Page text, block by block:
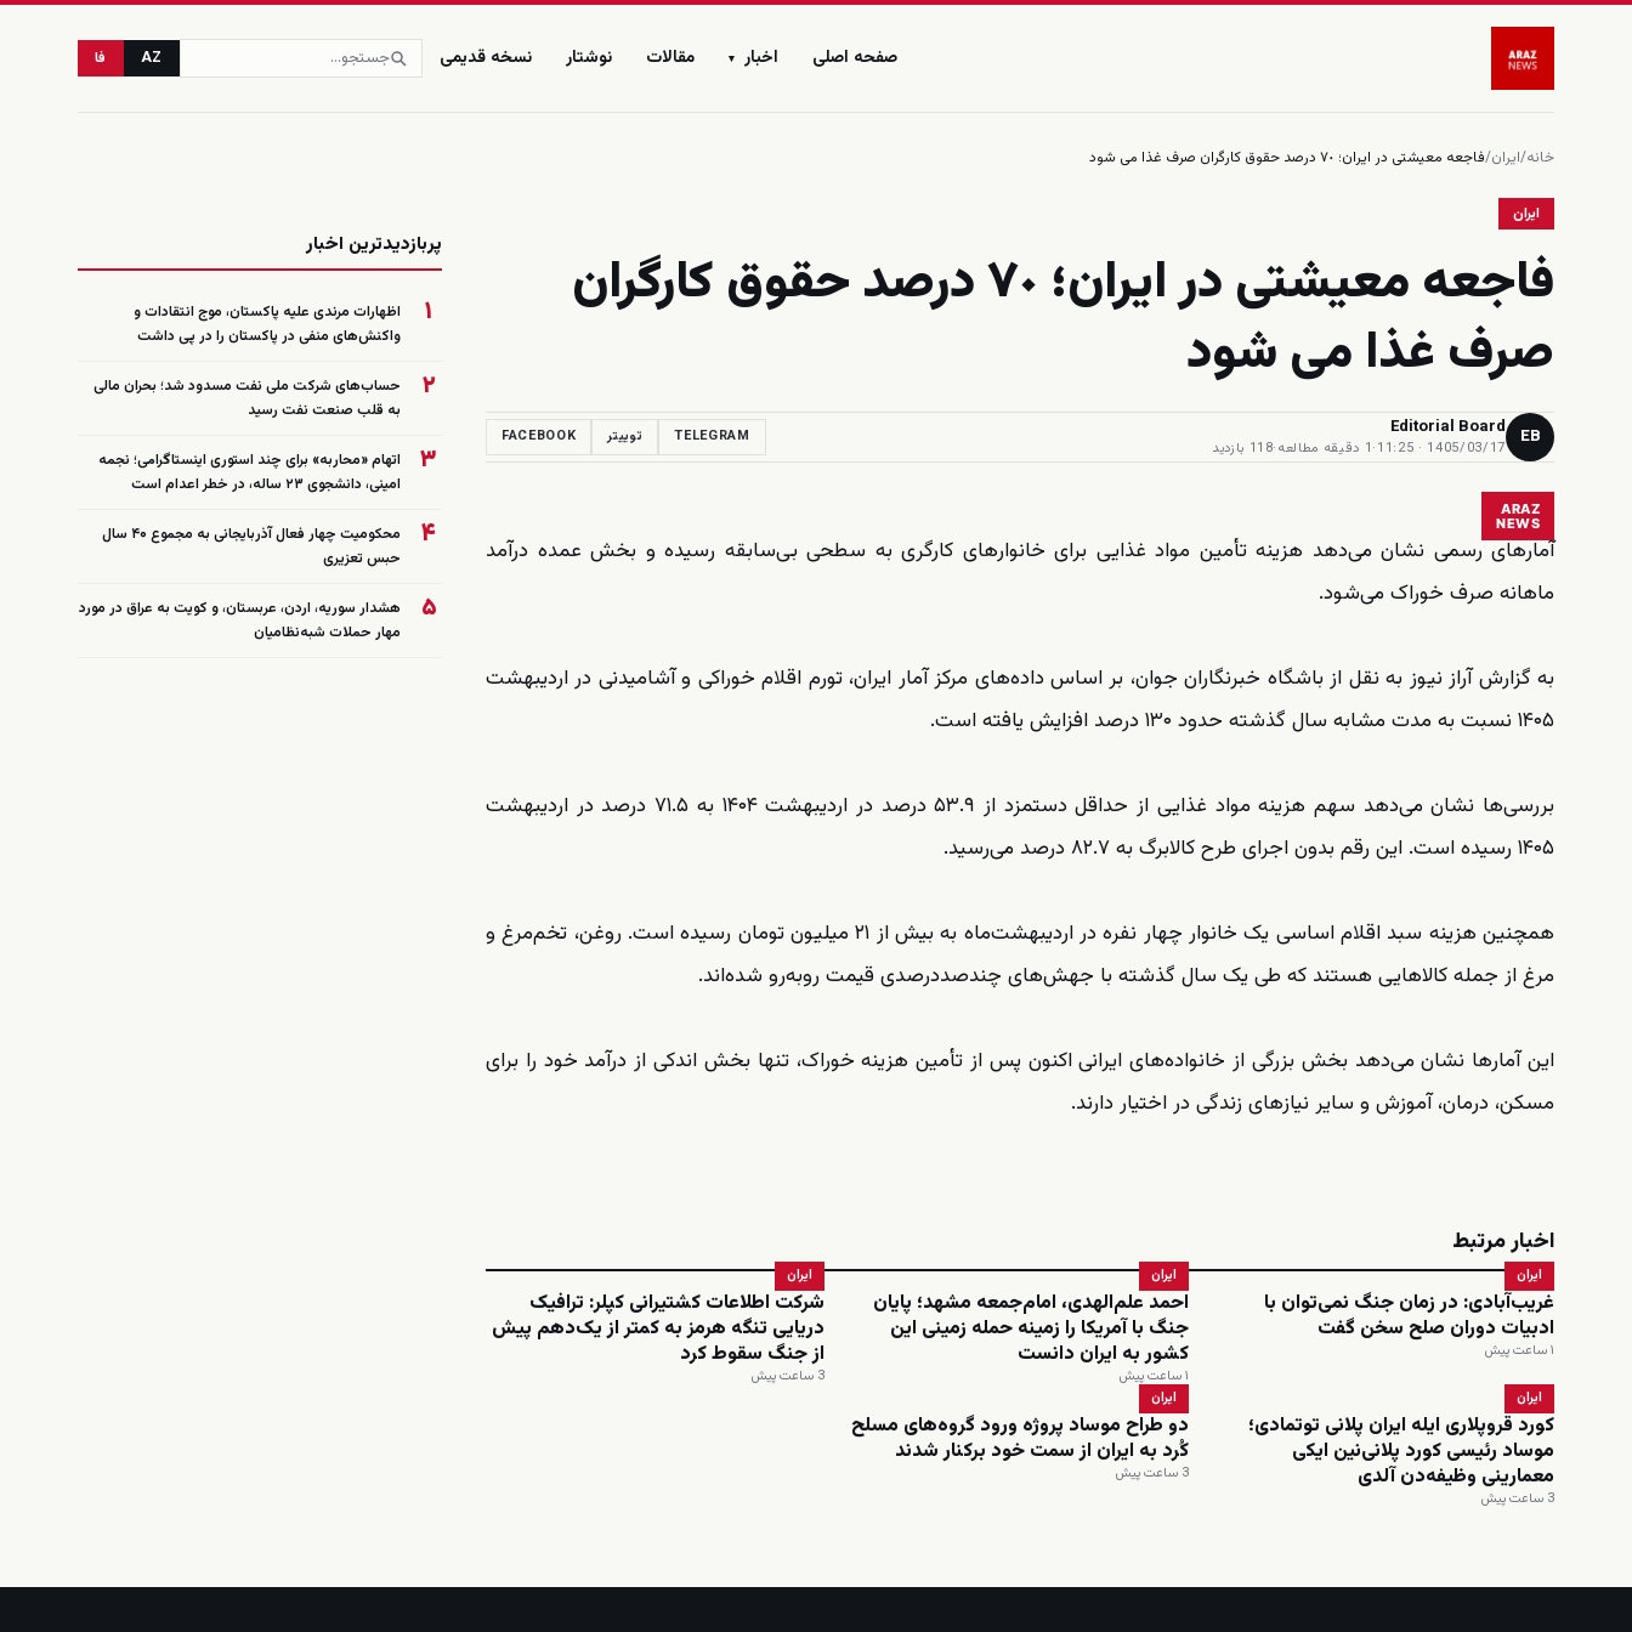
صفحه اصلی اخبار ▾ مقالات نوشتار نسخه قدیمی AZ فا
خانه/ایران/فاجعه معيشتى در ايران؛ ٧٠ درصد حقوق كارگران صرف غذا مى شود
ایران
فاجعه معيشتى در ايران؛ ٧٠ درصد حقوق كارگران
صرف غذا مى شود
EB
Editorial Board
1405/03/17 · 11:25
·1 دقیقه مطالعه ·118 بازدید
TELEGRAM توییتر FACEBOOK
ARAZ
NEWS
آمارهای رسمی نشان می‌دهد هزینه تأمین مواد غذایی برای خانوارهای کارگری به سطحی بی‌سابقه رسیده و بخش عمده درآمد
ماهانه صرف خوراک می‌شود.
به گزارش آراز نیوز به نقل از باشگاه خبرنگاران جوان، بر اساس داده‌های مرکز آمار ایران، تورم اقلام خوراکی و آشامیدنی در اردیبهشت
۱۴۰۵ نسبت به مدت مشابه سال گذشته حدود ۱۳۰ درصد افزایش یافته است.
بررسی‌ها نشان می‌دهد سهم هزینه مواد غذایی از حداقل دستمزد از ۵۳.۹ درصد در اردیبهشت ۱۴۰۴ به ۷۱.۵ درصد در اردیبهشت
۱۴۰۵ رسیده است. این رقم بدون اجرای طرح کالابرگ به ۸۲.۷ درصد می‌رسید.
همچنین هزینه سبد اقلام اساسی یک خانوار چهار نفره در اردیبهشت‌ماه به بیش از ۲۱ میلیون تومان رسیده است. روغن، تخم‌مرغ و
مرغ از جمله کالاهایی هستند که طی یک سال گذشته با جهش‌های چندصددرصدی قیمت روبه‌رو شده‌اند.
این آمارها نشان می‌دهد بخش بزرگی از خانواده‌های ایرانی اکنون پس از تأمین هزینه خوراک، تنها بخش اندکی از درآمد خود را برای
مسکن، درمان، آموزش و سایر نیازهای زندگی در اختیار دارند.
اخبار مرتبط
ایران
غریب‌آبادی: در زمان جنگ نمی‌توان با
ادبیات دوران صلح سخن گفت
۱ ساعت پیش
ایران
احمد علم‌الهدی، امام‌جمعه مشهد؛ پایان
جنگ با آمریکا را زمینه حمله زمینی این
کشور به ایران دانست
۱ ساعت پیش
ایران
شرکت اطلاعات کشتیرانی کپلر: ترافیک
دریایی تنگه هرمز به کمتر از یک‌دهم پیش
از جنگ سقوط کرد
3 ساعت پیش
ایران
کورد قروپلاری ایله ایران پلانی توتمادی؛
موساد رئیسی کورد پلانی‌نین ایکی
معمارینی وظیفه‌دن آلدی
3 ساعت پیش
ایران
دو طراح موساد پروژه ورود گروه‌های مسلح
کُرد به ایران از سمت خود برکنار شدند
3 ساعت پیش
پربازدیدترین اخبار
۱
اظهارات مرندی علیه پاکستان، موج انتقادات و
واکنش‌های منفی در پاکستان را در پی داشت
۲
حساب‌های شرکت ملی نفت مسدود شد؛ بحران مالی
به قلب صنعت نفت رسید
۳
اتهام «محاربه» برای چند استوری اینستاگرامی؛ نجمه
امینی، دانشجوی ۲۳ ساله، در خطر اعدام است
۴
محکومیت چهار فعال آذربایجانی به مجموع ۴۰ سال
حبس تعزیری
۵
هشدار سوریه، اردن، عربستان، و کویت به عراق در مورد
مهار حملات شبه‌نظامیان